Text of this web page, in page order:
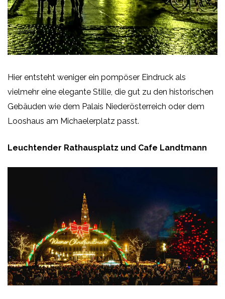
Hier entsteht weniger ein pompöser Eindruck als
vielmehr eine elegante Stille, die gut zu den historischen
Gebäuden wie dem Palais Niederösterreich oder dem
Looshaus am Michaelerplatz passt.
Leuchtender Rathausplatz und Cafe Landtmann